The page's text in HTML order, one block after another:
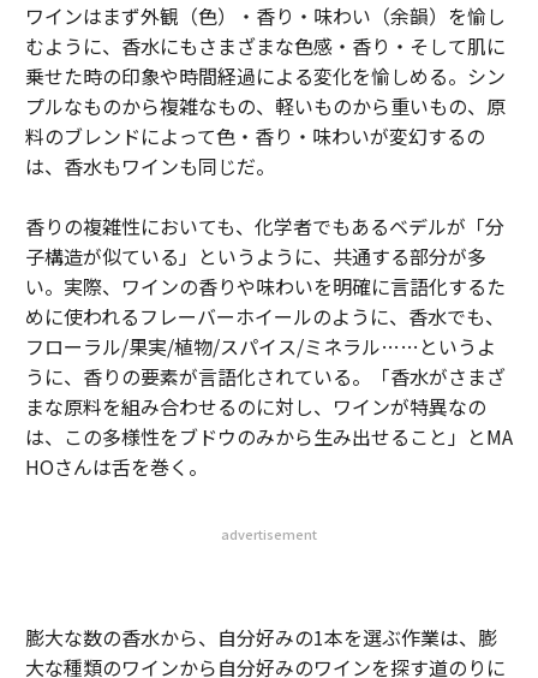
ワインはまず外観（色）・香り・味わい（余韻）を愉し
むように、香水にもさまざまな色感・香り・そして肌に
乗せた時の印象や時間経過による変化を愉しめる。シン
プルなものから複雑なもの、軽いものから重いもの、原
料のブレンドによって色・香り・味わいが変幻するの
は、香水もワインも同じだ。
香りの複雑性においても、化学者でもあるベデルが「分
子構造が似ている」というように、共通する部分が多
い。実際、ワインの香りや味わいを明確に言語化するた
めに使われるフレーバーホイールのように、香水でも、
フローラル/果実/植物/スパイス/ミネラル……というよ
うに、香りの要素が言語化されている。「香水がさまざ
まな原料を組み合わせるのに対し、ワインが特異なの
は、この多様性をブドウのみから生み出せること」とMA
HOさんは舌を巻く。
advertisement
膨大な数の香水から、自分好みの1本を選ぶ作業は、膨
大な種類のワインから自分好みのワインを探す道のりに